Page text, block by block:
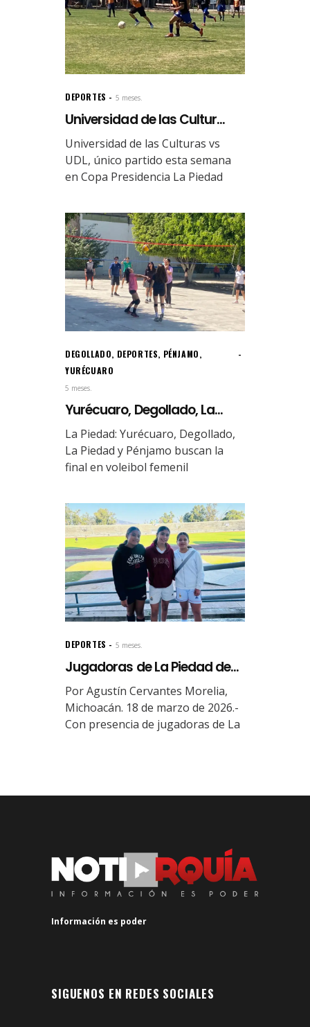
DEPORTES 5 meses.
Universidad de las Cultur...
Universidad de las Culturas vs
UDL, único partido esta semana
en Copa Presidencia La Piedad
DEGOLLADO, DEPORTES, PÉNJAMO,
YURÉCUARO
5 meses.
Yurécuaro, Degollado, La...
La Piedad: Yurécuaro, Degollado,
La Piedad y Pénjamo buscan la
final en voleibol femenil
DEPORTES 5 meses.
Jugadoras de La Piedad de...
Por Agustín Cervantes Morelia,
Michoacán. 18 de marzo de 2026.-
Con presencia de jugadoras de La
Información es poder
SIGUENOS EN REDES SOCIALES